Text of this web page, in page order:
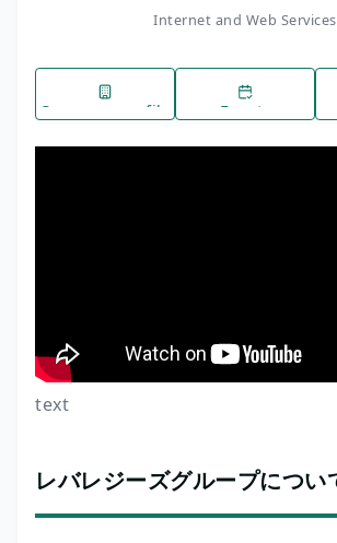
Internet and Web Services
Company profile Events
text
レバレジーズグループについ